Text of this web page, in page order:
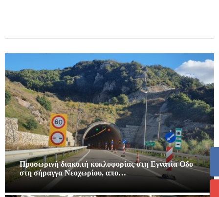
Προσωρινή διακοπή κυκλοφορίας στη Εγνατία Οδο
στη σήραγγα Νεοχωρίου, απο…